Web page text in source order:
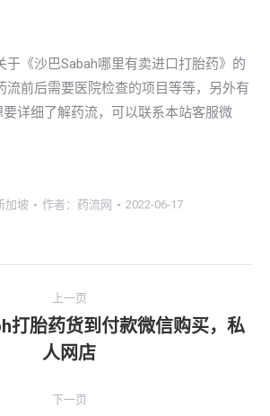
于《沙巴Sabah哪里有卖进口打胎药》的
流前后需要医院检查的项目等等，另外有
要详细了解药流，可以联系本站客服微
加坡 作者： 药流网 2022-06-17
上一页
上
一
打胎药货到付款微信购买，私
人网店
下一页